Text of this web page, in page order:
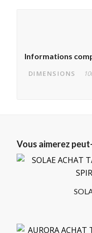
Informations
DIMENSIONS
Vous aimerez